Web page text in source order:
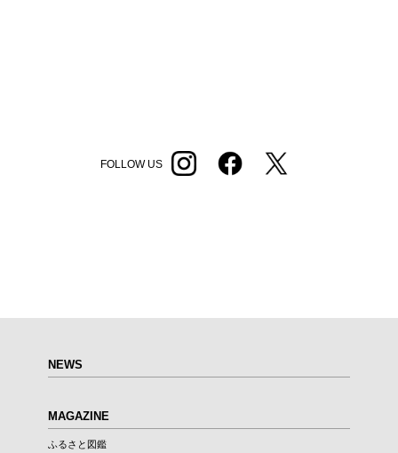
FOLLOW US
NEWS
MAGAZINE
ふるさと図鑑